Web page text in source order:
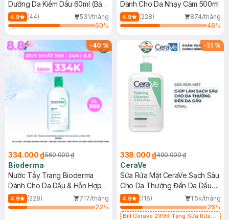
Dưỡng Da Kiềm Dầu 60ml (Bản
Mới)
4.9 (44)
531/tháng
60%
Dành Cho Da Nhạy Cảm 500ml
4.9 (228)
874/tháng
46%
-40%
334.000 ₫560.000 ₫
Bioderma
Nước Tẩy Trang Bioderma
Dành Cho Da Dầu & Hỗn Hợp
500ml
4.9 (228)
717/tháng
22%
-31 %
338.000 ₫490.000 ₫
CeraVe
Sữa Rửa Mặt CeraVe Sạch Sâu
Cho Da Thường Đến Da Dầu
473ml
4.9 (116)
1.5k/tháng
26%
Bill Cerave 299K Tặng Sữa Rửa